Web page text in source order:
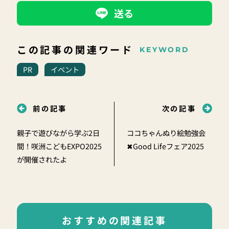
送る
この記事の関連ワード KEYWORD
PR イベント
前の記事
親子で遊びながら学ぶ2日
間！咲洲こどもEXPO2025
が開催されたよ
次の記事
ココちゃんぬり絵勉強会
✖Good Lifeフェア2025
おすすめの関連記事